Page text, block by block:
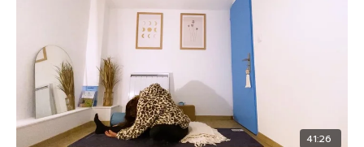
41:26